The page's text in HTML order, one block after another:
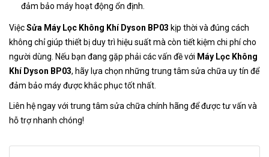
đảm bảo máy hoạt động ổn định.
ViệcSửa Máy Lọc Không Khí Dyson BP03 kịp thời và đúng cách
không chỉ giúp thiết bị duy trì hiệu suất mà còn tiết kiệm chi phí cho
người dùng. Nếu bạn đang gặp phải các vấn đề với Máy Lọc Không
Khí Dyson BP03, hãy lựa chọn những trung tâm sửa chữa uy tín để
đảm bảo máy được khắc phục tốt nhất.
Liên hệ ngay với trung tâm sửa chữa chính hãng để được tư vấn và
hỗ trợ nhanh chóng!